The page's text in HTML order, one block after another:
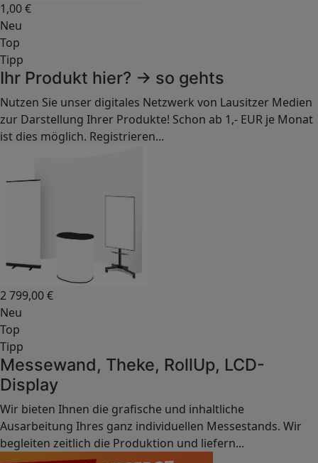
1,00€
Neu
Top
Tipp
Ihr Produkt hier? -> so gehts
Nutzen Sie unser digitales Netzwerk von Lausitzer Medien
zur Darstellung Ihrer Produkte! Schon ab 1,- EUR je Monat
ist dies möglich. Registrieren...
2 799,00€
Neu
Top
Tipp
Messewand, Theke, RollUp, LCD-
Display
Wir bieten Ihnen die grafische und inhaltliche
Ausarbeitung Ihres ganz individuellen Messestands. Wir
begleiten zeitlich die Produktion und liefern...